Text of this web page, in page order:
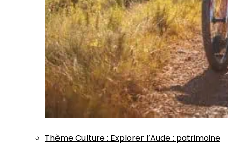
ThèmeCulture: Explorer l’Aude : patrimoine